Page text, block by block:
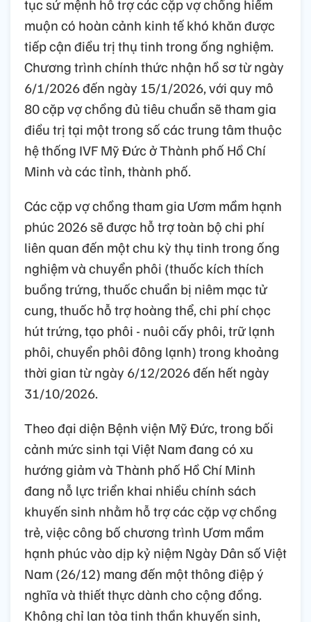
tục sứ mệnh hỗ trợ các cặp vợ chồng hiếm
muộn có hoàn cảnh kinh tế khó khăn được
tiếp cận điều trị thụ tinh trong ống nghiệm.
Chương trình chính thức nhận hồ sơ từ ngày
6/1/2026 đến ngày 15/1/2026, với quy mô
80 cặp vợ chồng đủ tiêu chuẩn sẽ tham gia
điều trị tại một trong số các trung tâm thuộc
hệ thống IVF Mỹ Đức ở Thành phố Hồ Chí
Minh và các tỉnh, thành phố.
Các cặp vợ chồng tham gia Ươm mầm hạnh
phúc 2026 sẽ được hỗ trợ toàn bộ chi phí
liên quan đến một chu kỳ thụ tinh trong ống
nghiệm và chuyển phôi (thuốc kích thích
buồng trứng, thuốc chuẩn bị niêm mạc tử
cung, thuốc hỗ trợ hoàng thể, chi phí chọc
hút trứng, tạo phôi - nuôi cấy phôi, trữ lạnh
phôi, chuyển phôi đông lạnh) trong khoảng
thời gian từ ngày 6/12/2026 đến hết ngày
31/10/2026.
Theo đại diện Bệnh viện Mỹ Đức, trong bối
cảnh mức sinh tại Việt Nam đang có xu
hướng giảm và Thành phố Hồ Chí Minh
đang nỗ lực triển khai nhiều chính sách
khuyến sinh nhằm hỗ trợ các cặp vợ chồng
trẻ, việc công bố chương trình Ươm mầm
hạnh phúc vào dịp kỷ niệm Ngày Dân số Việt
Nam (26/12) mang đến một thông điệp ý
nghĩa và thiết thực dành cho cộng đồng.
Không chỉ lan tỏa tinh thần khuyến sinh,